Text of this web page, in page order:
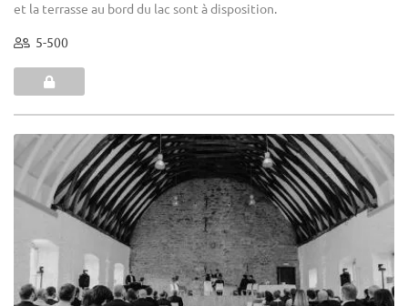
et la terrasse au bord du lac sont à disposition.
5-500